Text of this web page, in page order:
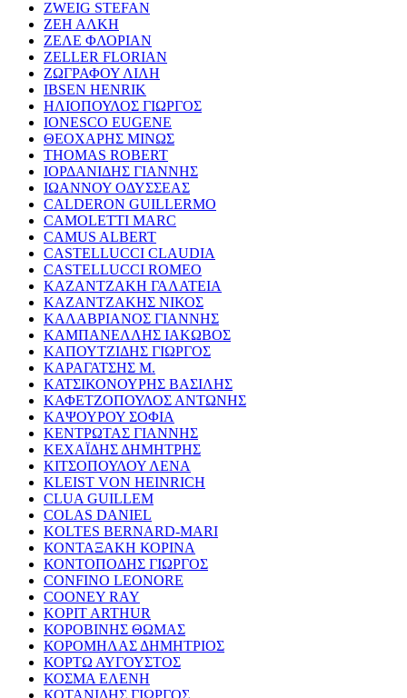
ZWEIG STEFAN
ΖΕΗ ΑΛΚΗ
ΖΕΛΕ ΦΛΟΡΙΑΝ
ZELLER FLORIAN
ΖΩΓΡΑΦΟΥ ΛΙΛΗ
IBSEN HENRIK
ΗΛΙΟΠΟΥΛΟΣ ΓΙΩΡΓΟΣ
IONESCO EUGENE
ΘΕΟΧΑΡΗΣ ΜΙΝΩΣ
THOMAS ROBERT
ΙΟΡΔΑΝΙΔΗΣ ΓΙΑΝΝΗΣ
ΙΩΑΝΝΟΥ ΟΔΥΣΣΕΑΣ
CALDERON GUILLERMO
CAMOLETTI MARC
CAMUS ALBERT
CASTELLUCCI CLAUDIA
CASTELLUCCI ROMEO
ΚΑΖΑΝΤΖΑΚΗ ΓΑΛΑΤΕΙΑ
ΚΑΖΑΝΤΖΑΚΗΣ ΝΙΚΟΣ
ΚΑΛΑΒΡΙΑΝΟΣ ΓΙΑΝΝΗΣ
ΚΑΜΠΑΝΕΛΛΗΣ ΙΑΚΩΒΟΣ
ΚΑΠΟΥΤΖΙΔΗΣ ΓΙΩΡΓΟΣ
ΚΑΡΑΓΑΤΣΗΣ Μ.
ΚΑΤΣΙΚΟΝΟΥΡΗΣ ΒΑΣΙΛΗΣ
ΚΑΦΕΤΖΟΠΟΥΛΟΣ ΑΝΤΩΝΗΣ
ΚΑΨΟΥΡΟΥ ΣΟΦΙΑ
ΚΕΝΤΡΩΤΑΣ ΓΙΑΝΝΗΣ
ΚΕΧΑΪΔΗΣ ΔΗΜΗΤΡΗΣ
ΚΙΤΣΟΠΟΥΛΟΥ ΛΕΝΑ
KLEIST VON HEINRICH
CLUA GUILLEM
COLAS DANIEL
KOLTES BERNARD-MARI
ΚΟΝΤΑΞΑΚΗ ΚΟΡΙΝΑ
ΚΟΝΤΟΠΟΔΗΣ ΓΙΩΡΓΟΣ
CONFINO LEONORE
COONEY RAY
KOPIT ARTHUR
ΚΟΡΟΒΙΝΗΣ ΘΩΜΑΣ
ΚΟΡΟΜΗΛΑΣ ΔΗΜΗΤΡΙΟΣ
ΚΟΡΤΩ ΑΥΓΟΥΣΤΟΣ
ΚΟΣΜΑ ΕΛΕΝΗ
ΚΟΤΑΝΙΔΗΣ ΓΙΩΡΓΟΣ